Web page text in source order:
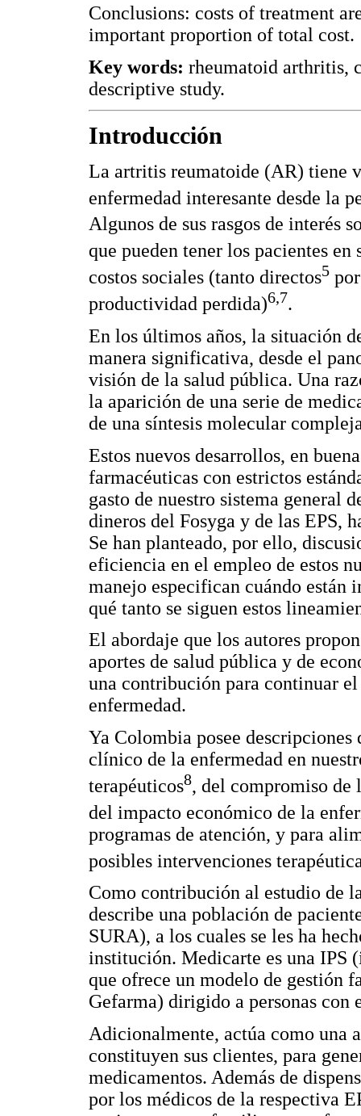
Conclusions: costs of treatment
important proportion of total cost.
Key words: rheumatoid arthritis,
descriptive study.
Introducción
La artritis reumatoide (AR) tiene
enfermedad interesante desde la
Algunos de sus rasgos de interés
que pueden tener los pacientes en
costos sociales (tanto directos5
productividad perdida)6,7.
En los últimos años, la situación
manera significativa, desde el
visión de la salud pública. Una
la aparición de una serie de
de una síntesis molecular
Estos nuevos desarrollos, en
farmacéuticas con estrictos
gasto de nuestro sistema general
dineros del Fosyga y de las EPS,
Se han planteado, por ello,
eficiencia en el empleo de estos
manejo especifican cuándo están
qué tanto se siguen estos
El abordaje que los autores
aportes de salud pública y de
una contribución para continuar
enfermedad.
Ya Colombia posee
clínico de la enfermedad en
terapéuticos8, del compromiso de
del impacto económico de la
programas de atención, y para
posibles intervenciones
Como contribución al estudio de
describe una población de
SURA), a los cuales se les ha
institución. Medicarte es una IPS
que ofrece un modelo de gestión
Gefarma) dirigido a personas con
Adicionalmente, actúa como una
constituyen sus clientes, para
medicamentos. Además de
por los médicos de la respectiva